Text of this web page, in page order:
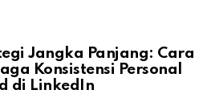
Jangka Panjang: Cara
Konsistensi Personal
di LinkedIn